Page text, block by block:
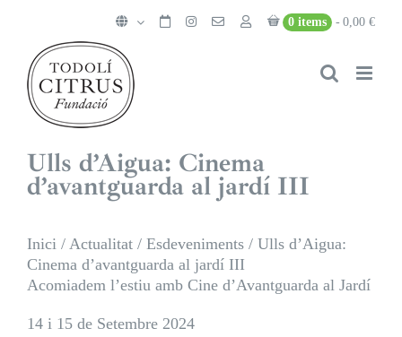
content
0 items 0,00 €
Ulls d’Aigua: Cinema
d’avantguarda al jardí III
Inici / Actualitat / Esdeveniments / Ulls d’Aigua:
Cinema d’avantguarda al jardí III
Acomiadem l’estiu amb Cine d’Avantguardaal Jardí
14 i 15 de Setembre 2024